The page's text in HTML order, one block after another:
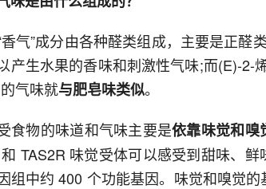
气”成分由各种醛类组成，主要是正醛
产生水果的香味和刺激性气味;而(E)-2-
气味就与肥皂味类似。
食物的味道和气味主要是依靠味觉和嗅
TAS2R 味觉受体可以感受到甜味、
组中约 400 个功能基因。味觉和嗅觉